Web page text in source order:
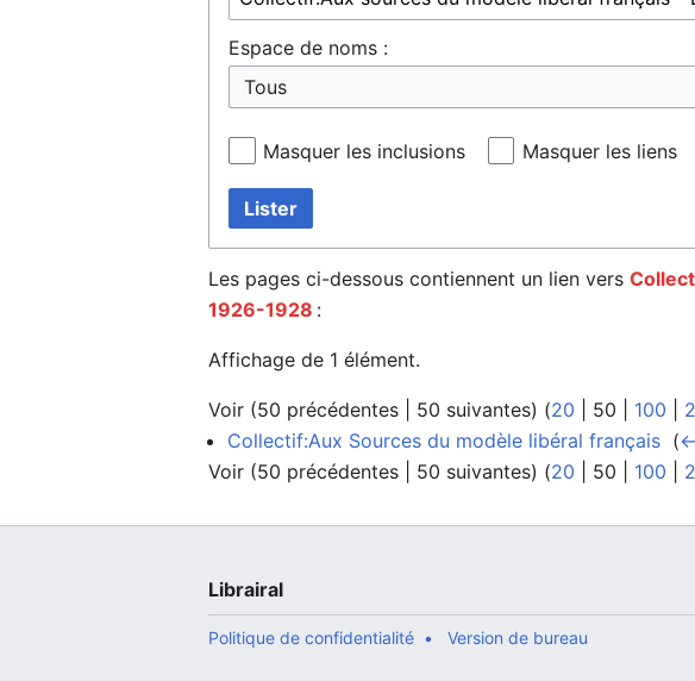
Espace de noms :
Masquer les inclusions Masquer les liens
Lister
Les pages ci-dessous contiennent un lien vers
1926-1928 :
Affichage de 1 élément.
Voir (50 précédentes 50 suivantes) (20 50 100
Collectif:Aux Sources du modèle libéral français (
Voir (50 précédentes 50 suivantes) (20 50 100
Librairal
Politique de confidentialité Version de bureau